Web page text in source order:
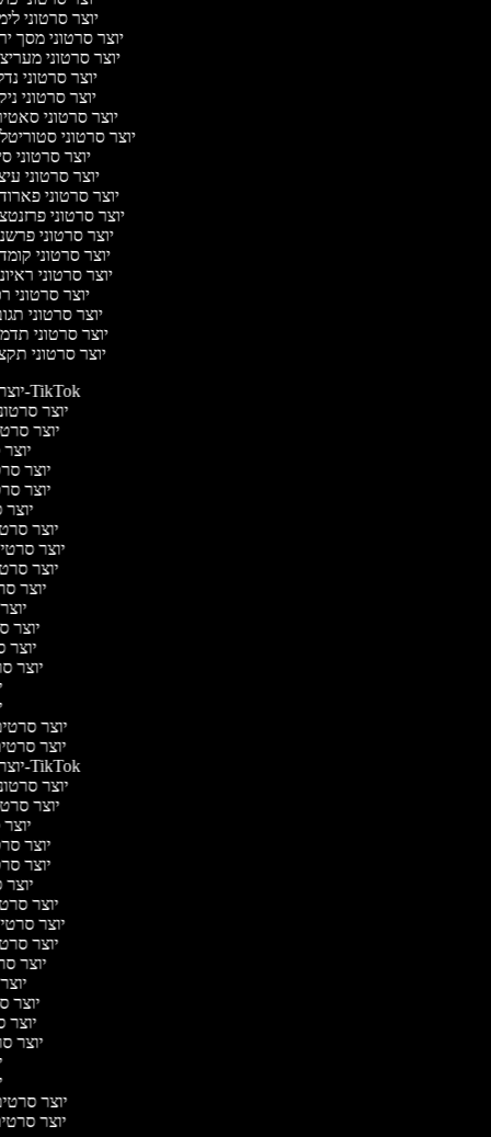
יוצר סרטוני
יוצר סרטוני מסך
יוצר סרטוני
יוצר סרטוני
יוצר סרטוני
יוצר סרטוני
יוצר סרטוני
יוצר סרטוני
יוצר סרטוני
יוצר סרטוני
יוצר סרטוני
יוצר סרטוני
יוצר סרטוני
יוצר סרטוני
יוצר סרטוני
יוצר סרטוני
יוצר סרטוני
יוצר סרטוני
יוצר סרטונים ל-TikTok
יוצר
יוצר
יוצר
יוצר
יוצר
יוצר
יוצר סרטי
יוצר
יוצר
יוצר
יוצר
יוצר
יוצר
יוצר
יוצר סרטונים ל-TikTok
יוצר
יוצר
יוצר
יוצר
יוצר
יוצר
יוצר סרטי
יוצר
יוצר
יוצר
יוצר
יוצר
יוצר
יוצר